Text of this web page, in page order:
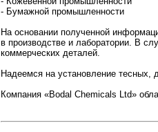
- Бумажной промышленности
На основании полученной
в производстве и лаборатории. В
коммерческих деталей.
Надеемся на установление тесных,
Компания «Bodal Chemicals Ltd»